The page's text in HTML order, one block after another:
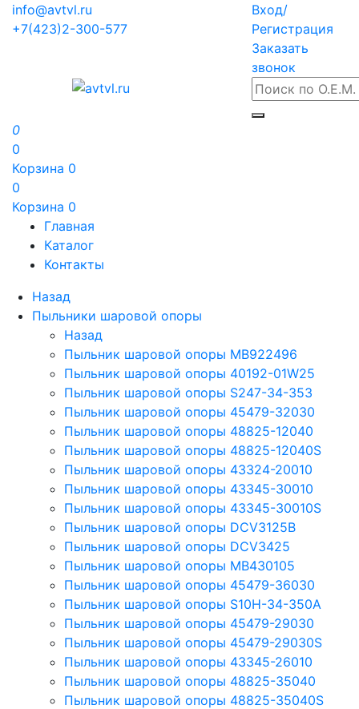
info@avtvl.ru
+7(423)2-300-577
Вход/
Регистрация
Заказать
звонок
0
0
Корзина 0
0
Корзина 0
Главная
Каталог
Контакты
Назад
Пыльники шаровой опоры
Назад
Пыльник шаровой опоры MB922496
Пыльник шаровой опоры 40192-01W25
Пыльник шаровой опоры S247-34-353
Пыльник шаровой опоры 45479-32030
Пыльник шаровой опоры 48825-12040
Пыльник шаровой опоры 48825-12040S
Пыльник шаровой опоры 43324-20010
Пыльник шаровой опоры 43345-30010
Пыльник шаровой опоры 43345-30010S
Пыльник шаровой опоры DCV3125B
Пыльник шаровой опоры DCV3425
Пыльник шаровой опоры MB430105
Пыльник шаровой опоры 45479-36030
Пыльник шаровой опоры S10H-34-350A
Пыльник шаровой опоры 45479-29030
Пыльник шаровой опоры 45479-29030S
Пыльник шаровой опоры 43345-26010
Пыльник шаровой опоры 48825-35040
Пыльник шаровой опоры 48825-35040S